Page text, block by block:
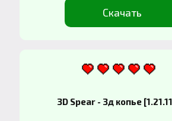
Скачать
3D Spear - 3д копье